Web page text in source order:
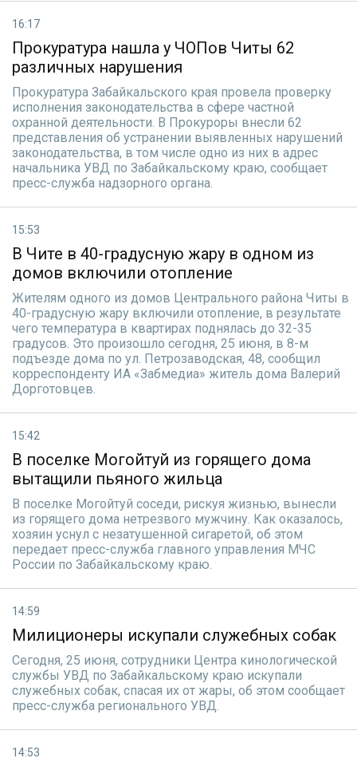
16:17
Прокуратура нашла у ЧОПов Читы 62
различных нарушения
Прокуратура Забайкальского края провела проверку
исполнения законодательства в сфере частной
охранной деятельности. В Прокуроры внесли 62
представления об устранении выявленных нарушений
законодательства, в том числе одно из них в адрес
начальника УВД по Забайкальскому краю, сообщает
пресс-служба надзорного органа.
15:53
В Чите в 40-градусную жару в одном из
домов включили отопление
Жителям одного из домов Центрального района Читы в
40-градусную жару включили отопление, в результате
чего температура в квартирах поднялась до 32-35
градусов. Это произошло сегодня, 25 июня, в 8-м
подъезде дома по ул. Петрозаводская, 48, сообщил
корреспонденту ИА «Забмедиа» житель дома Валерий
Дорготовцев.
15:42
В поселке Могойтуй из горящего дома
вытащили пьяного жильца
В поселке Могойтуй соседи, рискуя жизнью, вынесли
из горящего дома нетрезвого мужчину. Как оказалось,
хозяин уснул с незатушенной сигаретой, об этом
передает пресс-служба главного управления МЧС
России по Забайкальскому краю.
14:59
Милиционеры искупали служебных собак
Сегодня, 25 июня, сотрудники Центра кинологической
службы УВД по Забайкальскому краю искупали
служебных собак, спасая их от жары, об этом сообщает
пресс-служба регионального УВД.
14:53